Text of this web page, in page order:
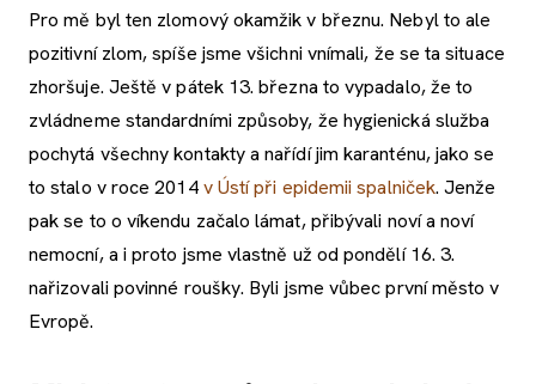
Pro mě byl ten zlomový okamžik v březnu. Nebyl to ale
pozitivní zlom, spíše jsme všichni vnímali, že se ta situace
zhoršuje. Ještě v pátek 13. března to vypadalo, že to
zvládneme standardními způsoby, že hygienická služba
pochytá všechny kontakty a nařídí jim karanténu, jako se
to stalo v roce 2014v Ústí při epidemii spalniček. Jenže
pak se to o víkendu začalo lámat, přibývali noví a noví
nemocní, a i proto jsme vlastně už od pondělí 16. 3.
nařizovali povinné roušky. Byli jsme vůbec první město v
Evropě.